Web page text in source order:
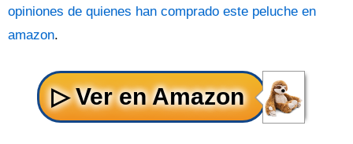
opiniones de quienes han comprado este peluche en
amazon.